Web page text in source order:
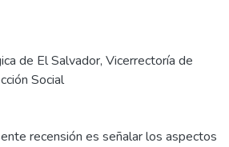
de El Salvador, Vicerrectoría de
Social
recensión es señalar los aspectos